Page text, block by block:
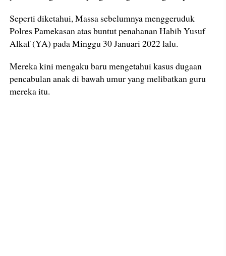
Seperti diketahui, Massa sebelumnya menggeruduk
Polres Pamekasan atas buntut penahanan Habib Yusuf
Alkaf (YA) pada Minggu 30 Januari 2022 lalu.
Mereka kini mengaku baru mengetahui kasus dugaan
pencabulan anak di bawah umur yang melibatkan guru
mereka itu.